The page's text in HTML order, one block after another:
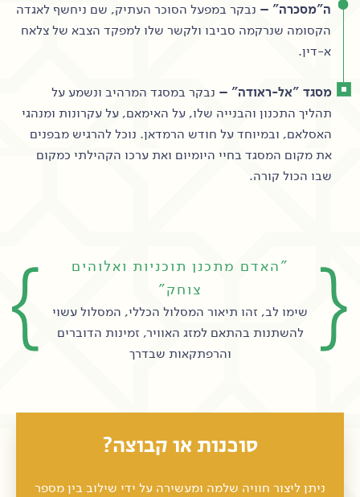
ה"מסכרה" – נבקר במפעל הסוכר העתיק, שם ניחשף לאגדה
הקסומה שנרקמה סביבו ולקשר שלו למפקד הצבא של צלאח
א-דין.
מסגד "אל-ראודה" – נבקר במסגד המרהיב ונשמע על
תהליך התכנון והבנייה שלו, על האימאם, על עקרונות ומנהגי
האסלאם, ובמיוחד על חודש הרמדאן. נוכל להרגיש מבפנים
את מקום המסגד בחיי היומיום ואת ערכו הקהילתי כמקום
שבו הכול קורה.
"האדם מתכנן תוכניות ואלוהים
צוחק"
שימו לב, זהו תיאור המסלול הכללי, המסלול עשוי
להשתנות בהתאם למזג האוויר, זמינות הדוברים
והרפתקאות שבדרך
סוכנות או קבוצה?
ניתן ליצור חוויה שלמה ומעשירה על ידי שילוב בין מספר